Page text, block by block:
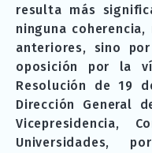
resulta más
ninguna
anteriores, sino
oposición por la
Resolución de 19
Dirección General
Vicepresidencia,
Universidades,